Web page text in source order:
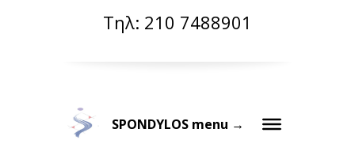
Τηλ: 210 7488901
SPONDYLOS menu →